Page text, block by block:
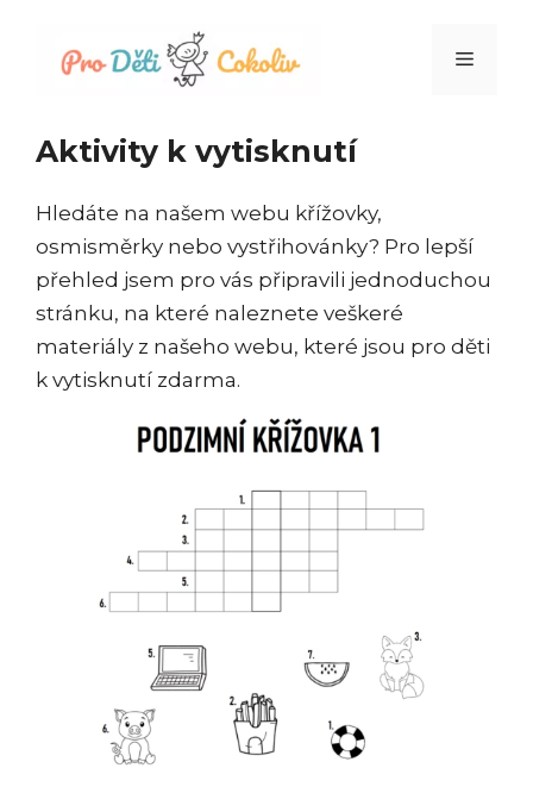
Menu
Aktivity k vytisknutí
Hledáte na našem webu křížovky,
osmisměrky nebo vystřihovánky? Pro lepší
přehled jsem pro vás připravili jednoduchou
stránku, na které naleznete veškeré
materiály z našeho webu, které jsou pro děti
k vytisknutí zdarma.